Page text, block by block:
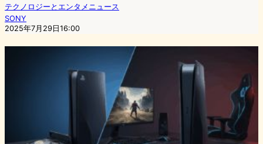
テクノロジーとエンタメニュース
SONY
2025年7月29日16:00